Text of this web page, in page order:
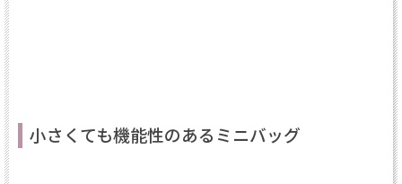
小さくても機能性のあるミニバッグ